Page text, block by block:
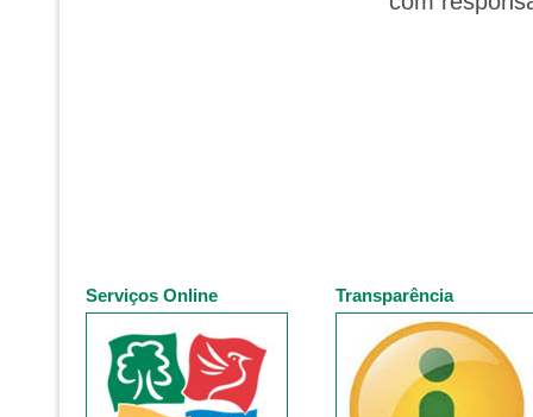
Serviços Online Transparência